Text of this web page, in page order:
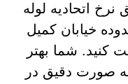
اتحادیه لوله
را در محدوده خیابان کمیل
کنید. شما بهتر
صورت دقیق در